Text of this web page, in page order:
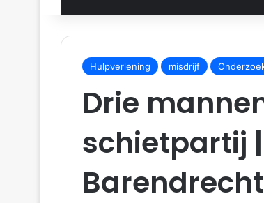
Hulpverlening misdrijf
Drie
schietpartij
Barendrecht